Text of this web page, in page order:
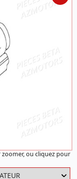
ou cliquez pour